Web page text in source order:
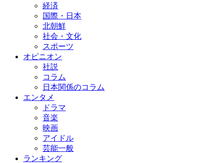
経済
国際・日本
北朝鮮
社会・文化
スポーツ
オピニオン
社説
コラム
日本関係のコラム
エンタメ
ドラマ
音楽
映画
アイドル
芸能一般
ランキング